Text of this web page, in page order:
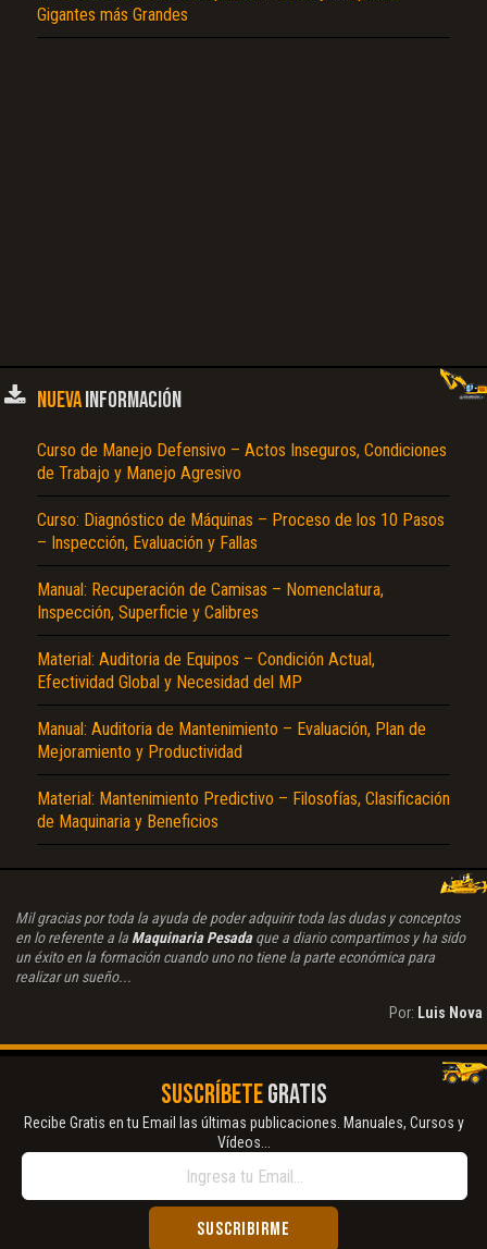
Gigantes más Grandes
NUEVAINFORMACIÓN
Curso de Manejo Defensivo – Actos Inseguros, Condiciones
de Trabajo y Manejo Agresivo
Curso: Diagnóstico de Máquinas – Proceso de los 10 Pasos
– Inspección, Evaluación y Fallas
Manual: Recuperación de Camisas – Nomenclatura,
Inspección, Superficie y Calibres
Material: Auditoria de Equipos – Condición Actual,
Efectividad Global y Necesidad del MP
Manual: Auditoria de Mantenimiento – Evaluación, Plan de
Mejoramiento y Productividad
Material: Mantenimiento Predictivo – Filosofías, Clasificación
de Maquinaria y Beneficios
Mil gracias por toda la ayuda de poder adquirir toda las dudas y conceptos
en lo referente a la Maquinaria Pesadaque a diario compartimos y ha sido
un éxito en la formación cuando uno no tiene la parte económica para
realizar un sueño...
Por: Luis Nova
SUSCRÍBETEGRATIS
Recibe Gratis en tu Email las últimas publicaciones. Manuales, Cursos y
Vídeos...
El Título es incorrecto según el contenido.